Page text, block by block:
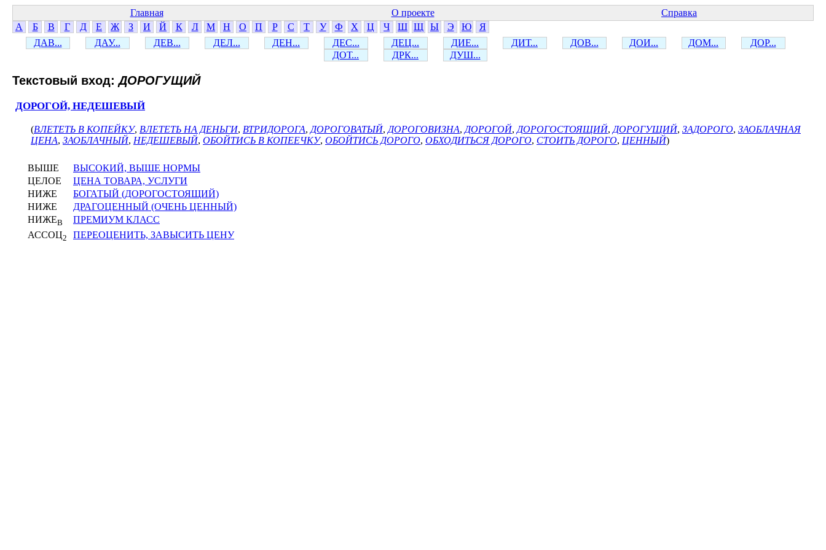
Главная О проекте
Справка
А
Б В Г Д Е Ж З И Й К Л М Н О П Р С Т У Ф Х Ц Ч Ш Щ Ы Э Ю
Я
ДАВ...
ДАУ... ДЕВ... ДЕЛ... ДЕН... ДЕС... ДЕЦ... ДИЕ... ДИТ... ДОВ... ДОИ... ДОМ...
ДОР...
ДОТ...
ДРК... ДУШ...
Текстовый вход:ДОРОГУЩИЙ
ДОРОГОЙ, НЕДЕШЕВЫЙ
(ВЛЕТЕТЬ В КОПЕЙКУ, ВЛЕТЕТЬ НА ДЕНЬГИ, ВТРИДОРОГА, ДОРОГОВАТЫЙ, ДОРОГОВИЗНА, ДОРОГОЙ, ДОРОГОСТОЯЩИЙ, ДОРОГУЩИЙ, ЗАДОРОГО, ЗАОБЛАЧНАЯ
ЦЕНА, ЗАОБЛАЧНЫЙ, НЕДЕШЕВЫЙ, ОБОЙТИСЬ В КОПЕЕЧКУ, ОБОЙТИСЬ ДОРОГО, ОБХОДИТЬСЯ ДОРОГО, СТОИТЬ ДОРОГО, ЦЕННЫЙ)
ВЫШЕ
ВЫСОКИЙ, ВЫШЕ НОРМЫ
ЦЕЛОЕ
ЦЕНА ТОВАРА, УСЛУГИ
НИЖЕ
БОГАТЫЙ (ДОРОГОСТОЯЩИЙ)
НИЖЕ
ДРАГОЦЕННЫЙ (ОЧЕНЬ ЦЕННЫЙ)
НИЖЕВ
ПРЕМИУМ КЛАСС
АССОЦ2 ПЕРЕОЦЕНИТЬ, ЗАВЫСИТЬ ЦЕНУ